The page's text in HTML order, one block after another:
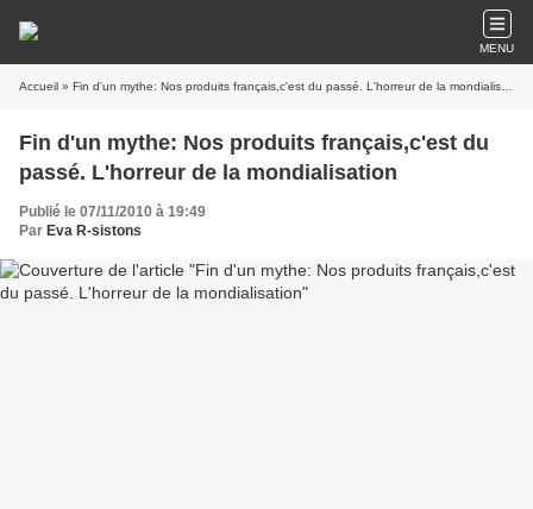
MENU
Accueil » Fin d'un mythe: Nos produits français,c'est du passé. L'horreur de la mondialisation
Fin d'un mythe: Nos produits français,c'est du
passé. L'horreur de la mondialisation
Publié le 07/11/2010 à 19:49
Par Eva R-sistons